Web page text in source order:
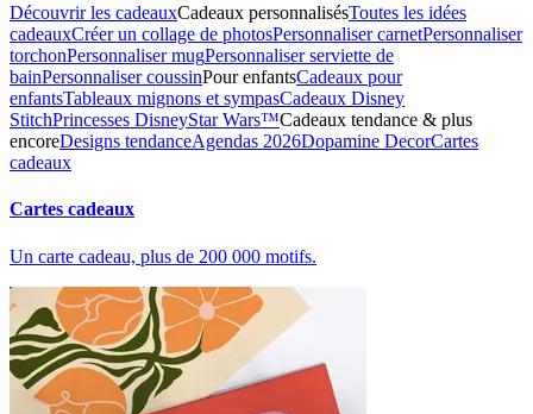
Découvrir les cadeauxCadeaux personnalisésToutes les idées
cadeauxCréer un collage de photosPersonnaliser carnetPersonnaliser
torchonPersonnaliser mugPersonnaliser serviette de
bainPersonnaliser coussinPour enfantsCadeaux pour
enfantsTableaux mignons et sympasCadeaux Disney
StitchPrincesses DisneyStar Wars™Cadeaux tendance & plus
encoreDesigns tendanceAgendas 2026Dopamine DecorCartes
cadeaux
Cartes cadeaux
Un carte cadeau, plus de 200 000 motifs.